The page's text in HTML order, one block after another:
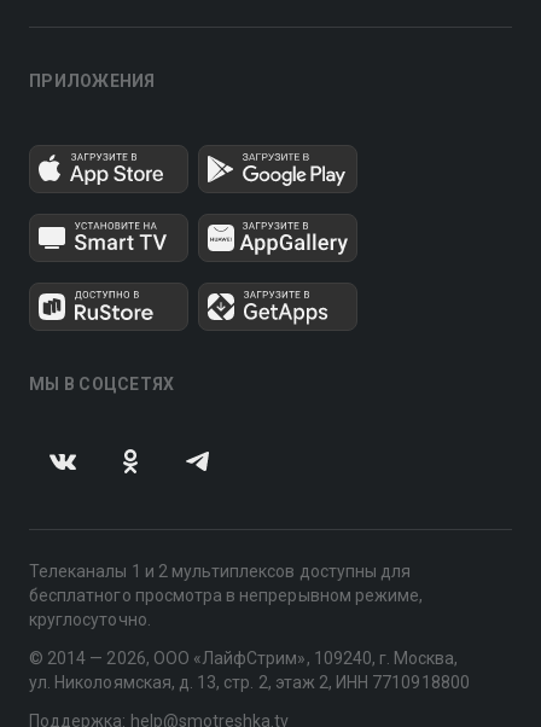
ПРИЛОЖЕНИЯ
МЫ В СОЦСЕТЯХ
Телеканалы 1 и 2 мультиплексов доступны для
бесплатного просмотра в непрерывном режиме,
круглосуточно.
© 2014 — 2026, ООО «ЛайфСтрим», 109240, г. Москва,
ул. Николоямская, д. 13, стр. 2, этаж 2, ИНН 7710918800
Поддержка: help@smotreshka.tv